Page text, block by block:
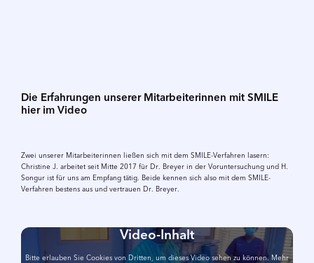
Die Erfahrungen unserer Mitarbeiterinnen mit SMILE
hier im Video
Zwei unserer Mitarbeiterinnen ließen sich mit dem SMILE-Verfahren lasern:
Christine J. arbeitet seit Mitte 2017 für Dr. Breyer in der Vorunter­suchung und H.
Songur ist für uns am Empfang tätig. Beide kennen sich also mit dem SMILE-
Verfahren bestens aus und vertrauen Dr. Breyer.
Video-Inhalt
Bitte erlauben Sie Cookies von Dritten, um dieses Video sehen zu können. Mehr